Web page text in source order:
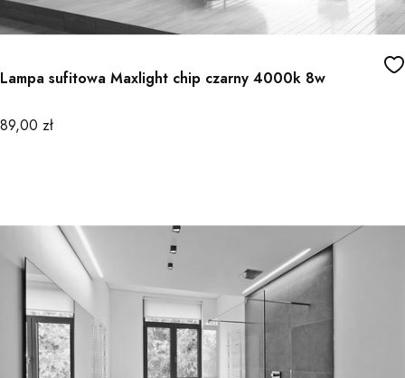
Lampa sufitowa Maxlight chip czarny 4000k 8w
Cena
89,00 zł